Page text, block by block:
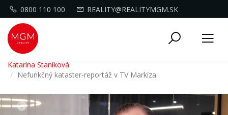
0800 110 100 REALITY@REALITYMGM.SK
Toggle
Katarína Staníková
Nefunkčný kataster-reportáž v TV Markíza